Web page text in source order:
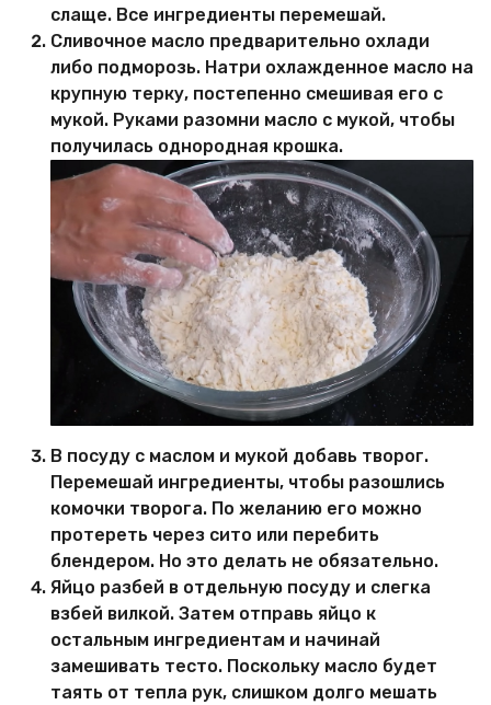
слаще. Все ингредиенты перемешай.
Сливочное масло предварительно охлади
либо подморозь. Натри охлажденное масло на
крупную терку, постепенно смешивая его с
мукой. Руками разомни масло с мукой, чтобы
получилась однородная крошка.
В посуду с маслом и мукой добавь творог.
Перемешай ингредиенты, чтобы разошлись
комочки творога. По желанию его можно
протереть через сито или перебить
блендером. Но это делать не обязательно.
Яйцо разбей в отдельную посуду и слегка
взбей вилкой. Затем отправь яйцо к
остальным ингредиентам и начинай
замешивать тесто. Поскольку масло будет
таять от тепла рук, слишком долго мешать